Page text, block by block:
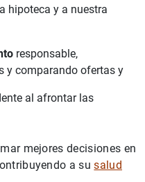
hipoteca y a nuestra
responsable,
y comparando ofertas y
al afrontar las
mejores decisiones en
a susalud